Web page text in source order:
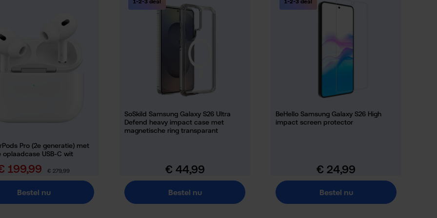
Pro (2e generatie) met
oplaadcase USB-C wit
199,99 Normale prijs:
€ 279,99
Bestel nu
1-2-3 deal
SoSkild Samsung Galaxy S26 Ultra
Defend heavy impact case met
magnetische ring transparant
Normale prijs:
€ 44,99
Bestel nu
1-2-3 deal
BeHello Samsung Galaxy S26 High
impact screen protector
Normale prijs:
€ 24,99
Bestel nu